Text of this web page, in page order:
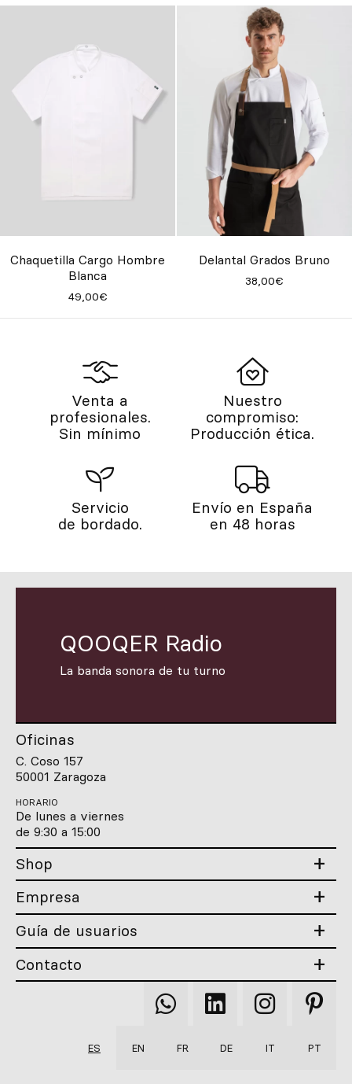
Chaquetilla Cargo Hombre
Blanca
49,00€
Delantal Grados Bruno
38,00€
Venta a
profesionales.
Sin mínimo
Nuestro
compromiso:
Producción ética.
Servicio
de bordado.
Envío en España
en 48 horas
QOOQER Radio
La banda sonora de tu turno
Oficinas
C. Coso 157
50001 Zaragoza
HORARIO
De lunes a viernes
de 9:30 a 15:00
Shop
Empresa
Guía de usuarios
Contacto
Qooqer
WhatsApp
Qooqer
Linkedin
Qooqer
Instagram
Qooqer
ES EN FR DE IT PT